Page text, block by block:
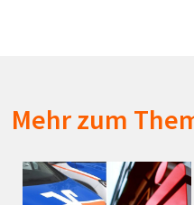
Mehr zum